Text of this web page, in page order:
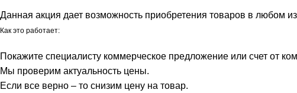
Данная акция дает возможность приобретения товаров в любом
Как это работает:
Покажите специалисту коммерческое предложение или счет от
Мы проверим актуальность цены.
Если все верно – то снизим цену на товар.